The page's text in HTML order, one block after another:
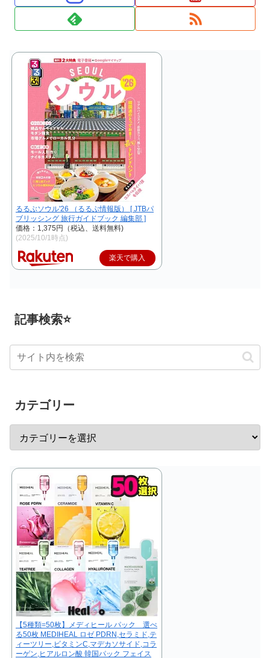
るるぶソウル'26 （るるぶ情報版） [ JTBパ
ブリッシング 旅行ガイドブック 編集部 ]
価格：1,375円（税込、送料無料)
(2025/10/1時点)
楽天で購入
記事検索⭐
カテゴリー
【5種類=50枚】メディヒール パック 選べ
る50枚 MEDIHEAL ロゼ PDRN,セラミド,テ
ィーツリー,ビタミンC,マデカソサイド,コラ
ーゲン,ヒアルロン酸 韓国パック フェイス